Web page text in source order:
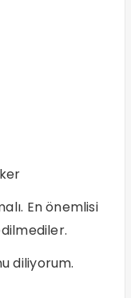
En önemlisi
diliyorum.